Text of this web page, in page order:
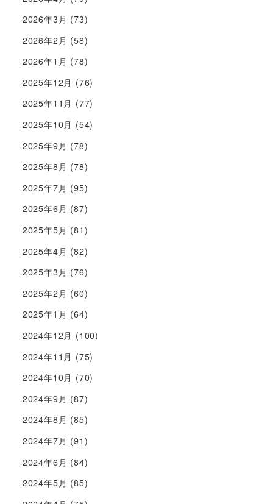
2026年3月 (73)
2026年2月 (58)
2026年1月 (78)
2025年12月 (76)
2025年11月 (77)
2025年10月 (54)
2025年9月 (78)
2025年8月 (78)
2025年7月 (95)
2025年6月 (87)
2025年5月 (81)
2025年4月 (82)
2025年3月 (76)
2025年2月 (60)
2025年1月 (64)
2024年12月 (100)
2024年11月 (75)
2024年10月 (70)
2024年9月 (87)
2024年8月 (85)
2024年7月 (91)
2024年6月 (84)
2024年5月 (85)